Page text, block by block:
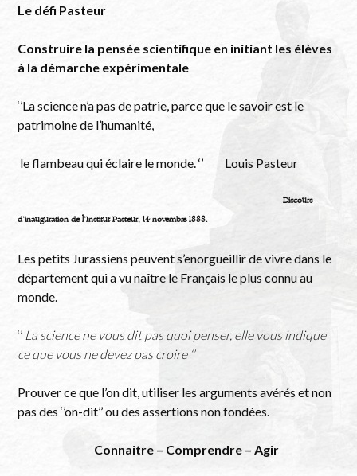
Le défi Pasteur
Construire la pensée scientifique en initiant les élèves
à la démarche expérimentale
‘’La science n’a pas de patrie, parce que le savoir est le
patrimoine de l’humanité,
le flambeau qui éclaire le monde. ‘’ Louis Pasteur
Discours
d’inauguration de l’Institut Pasteur, 14 novembre 1888.
Les petits Jurassiens peuvent s’enorgueillir de vivre dans le
département qui a vu naître le Français le plus connu au
monde.
‘’ La science ne vous dit pas quoi penser, elle vous indique
ce que vous ne devez pas croire ‘’
Prouver ce que l’on dit, utiliser les arguments avérés et non
pas des ‘’on-dit’’ ou des assertions non fondées.
Connaitre – Comprendre – Agir